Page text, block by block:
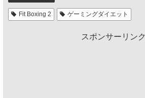
Fit Boxing 2 ゲーミングダイエット
スポンサーリンク